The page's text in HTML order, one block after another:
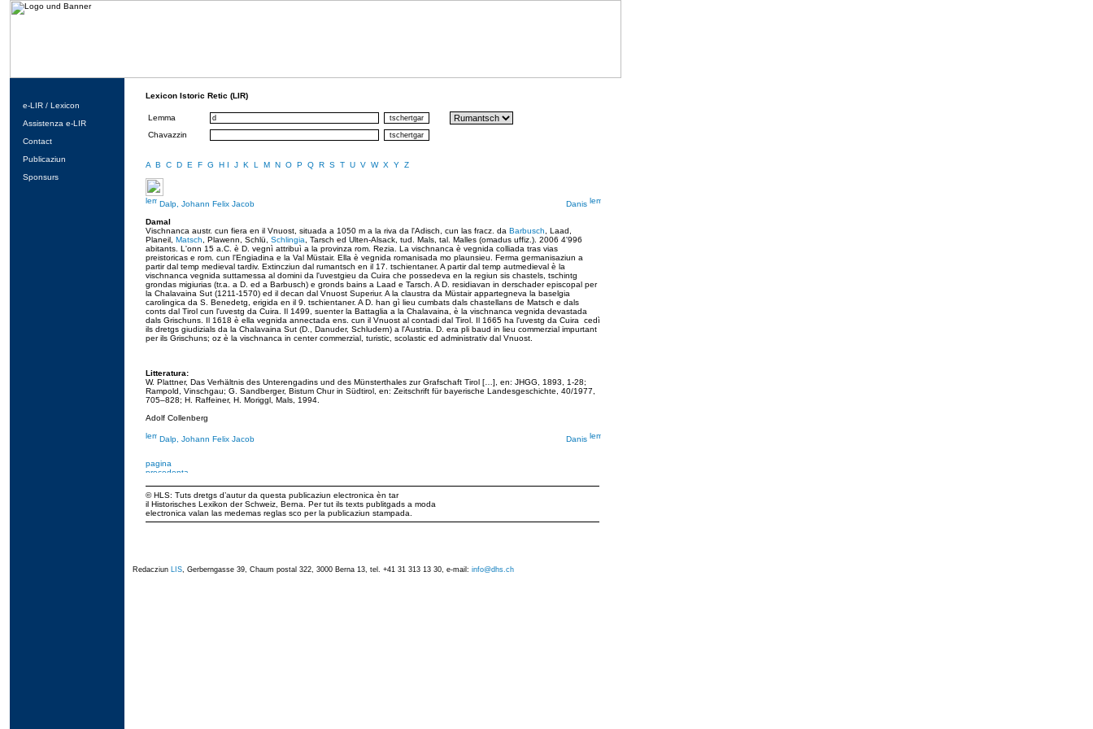
e-LIR / Lexicon
Assistenza e-LIR
Contact
Publicaziun
Sponsurs
Lexicon Istoric Retic (LIR)
Lemma
Chavazzin
A B C D E F G H I J K L M N O P Q R S T U V W X Y Z
Dalp, Johann Felix Jacob
Danis
Damal
Vischnanca austr. cun fiera en il Vnuost, situada a 1050 m a la riva da l'Adisch, cun las fracz. da Barbusch , Laad,
Planeil, Matsch , Plawenn, Schlü, Schlingia , Tarsch ed Ulten-Alsack, tud. Mals, tal. Malles (omadus uffiz.). 2006 4'996
abitants. L'onn 15 a.C. è D. vegnì attribuì a la provinza rom. Rezia. La vischnanca è vegnida colliada tras vias
preistoricas e rom. cun l'Engiadina e la Val Müstair. Ella è vegnida romanisada mo plaunsieu. Ferma germanisaziun a
partir dal temp medieval tardiv. Extincziun dal rumantsch en il 17. tschientaner. A partir dal temp autmedieval è la
vischnanca vegnida suttamessa al domini da l'uvestgieu da Cuira che possedeva en la regiun sis chastels, tschintg
grondas migiurias (tr.a. a D. ed a Barbusch) e gronds bains a Laad e Tarsch. A D. residiavan in derschader episcopal per
la Chalavaina Sut (1211-1570) ed il decan dal Vnuost Superiur. A la claustra da Müstair appartegneva la baselgia
carolingica da S. Benedetg, erigida en il 9. tschientaner. A D. han gì lieu cumbats dals chastellans de Matsch e dals
conts dal Tirol cun l'uvestg da Cuira. Il 1499, suenter la Battaglia a la Chalavaina, è la vischnanca vegnida devastada
dals Grischuns. Il 1618 è ella vegnida annectada ens. cun il Vnuost al contadi dal Tirol. Il 1665 ha l'uvestg da Cuira cedì
ils dretgs giudizials da la Chalavaina Sut (D., Danuder, Schludern) a l'Austria. D. era pli baud in lieu commerzial impurtant
per ils Grischuns; oz è la vischnanca in center commerzial, turistic, scolastic ed administrativ dal Vnuost.
Litteratura:
W. Plattner, Das Verhältnis des Unterengadins und des Münsterthales zur Grafschaft Tirol […], en: JHGG, 1893, 1-28;
Rampold, Vinschgau; G. Sandberger, Bistum Chur in Südtirol, en: Zeitschrift für bayerische Landesgeschichte, 40/1977,
705–828; H. Raffeiner, H. Moriggl, Mals, 1994.
Adolf Collenberg
Dalp, Johann Felix Jacob Danis
© HLS: Tuts dretgs d’autur da questa publicaziun electronica èn tar
il Historisches Lexikon der Schweiz, Berna. Per tut ils texts publitgads a moda
electronica valan las medemas reglas sco per la publicaziun stampada.
Redacziun LIS, Gerberngasse 39, Chaum postal 322, 3000 Berna 13, tel. +41 31 313 13 30, e-mail: info@dhs.ch